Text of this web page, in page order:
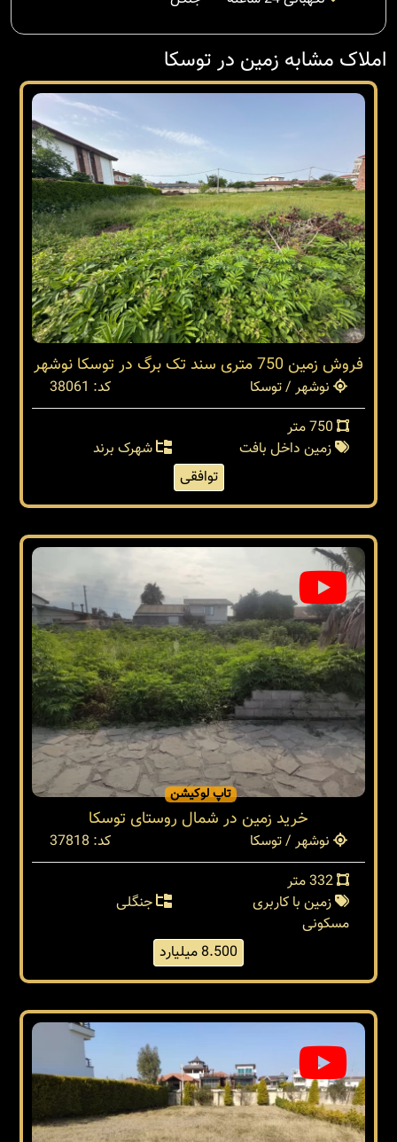
املاک مشابه زمین در توسکا
فروش زمین 750 متری سند تک برگ در توسکا نوشهر
نوشهر / توسکا
کد: 38061
زمین داخل بافت
شهرک برند
توافقی
تاپ لوکیشن
خرید زمین در شمال روستای توسکا
نوشهر / توسکا
کد: 37818
زمین با کاربری
مسکونی
جنگلی
8.500 میلیارد